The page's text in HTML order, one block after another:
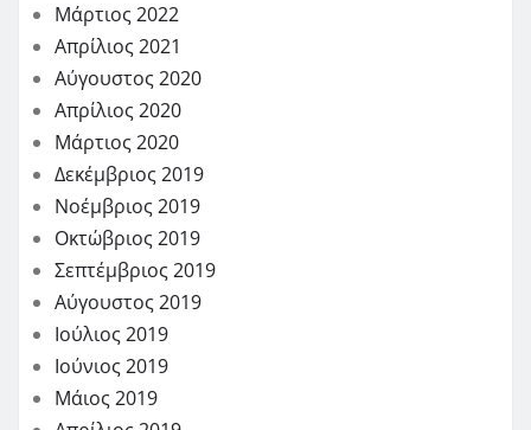
Μάρτιος 2022
Απρίλιος 2021
Αύγουστος 2020
Απρίλιος 2020
Μάρτιος 2020
Δεκέμβριος 2019
Νοέμβριος 2019
Οκτώβριος 2019
Σεπτέμβριος 2019
Αύγουστος 2019
Ιούλιος 2019
Ιούνιος 2019
Μάιος 2019